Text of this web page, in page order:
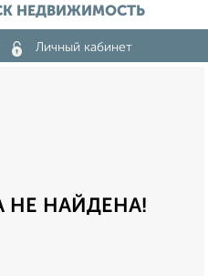
НЕДВИЖИМОСТЬ
Личный кабинет
НЕ НАЙДЕНА!